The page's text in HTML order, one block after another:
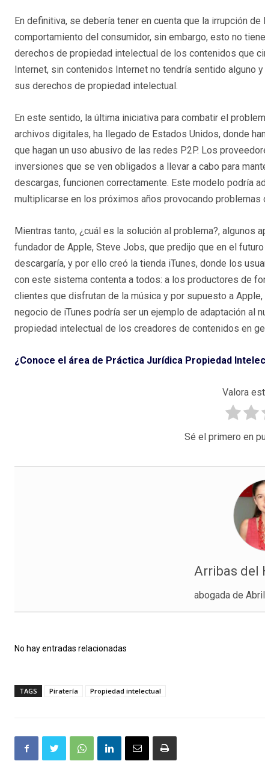
En definitiva, se debería tener en cuenta que la irrupción
comportamiento del consumidor, sin embargo, esto no
derechos de propiedad intelectual de los contenidos que
Internet, sin contenidos Internet no tendría sentido alguno
sus derechos de propiedad intelectual.
En este sentido, la última iniciativa para combatir el
archivos digitales, ha llegado de Estados Unidos, donde
que hagan un uso abusivo de las redes P2P. Los
inversiones que se ven obligados a llevar a cabo para
descargas, funcionen correctamente. Este modelo podría
multiplicarse en los próximos años provocando problemas
Mientras tanto, ¿cuál es la solución al problema?,
fundador de Apple, Steve Jobs, que predijo que en el
descargaría, y por ello creó la tienda iTunes, donde los
con este sistema contenta a todos: a los productores de
clientes que disfrutan de la música y por supuesto a
negocio de iTunes podría ser un ejemplo de adaptación al
propiedad intelectual de los creadores de contenidos en
¿Conoce el área de Práctica Jurídica Propiedad
Valora
Sé el primero en
Arribas del
abogada de
No hay entradas relacionadas
TAGS Piratería Propiedad intelectual